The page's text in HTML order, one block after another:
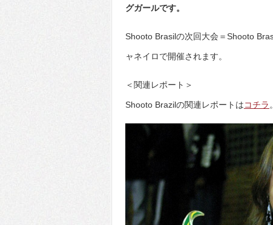
グガールです。
Shooto Brasilの次回大会＝Shooto
ャネイロで開催されます。
＜関連レポート＞
Shooto Brazilの関連レポートはコチラ 。